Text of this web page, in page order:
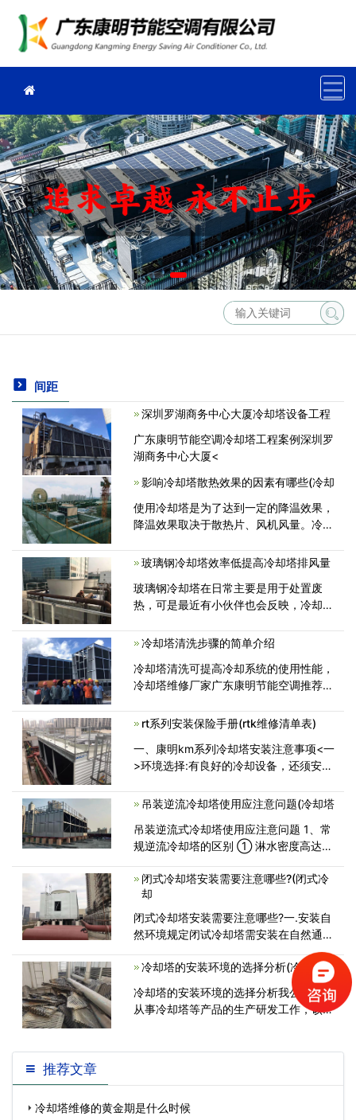
间距
深圳罗湖商务中心大厦冷却塔设备工程
广东康明节能空调冷却塔工程案例深圳罗
湖商务中心大厦<
影响冷却塔散热效果的因素有哪些(冷却
使用冷却塔是为了达到一定的降温效果，
降温效果取决于散热片、风机风量。冷却
其效果产生一定的影响。下面我们一起来
玻璃钢冷却塔效率低提高冷却塔排风量
玻璃钢冷却塔在日常主要是用于处置废
热，可是最近有小伙伴也会反映，冷却塔
须要如何提高，玻璃钢冷却塔在工业制造
防危<
冷却塔清洗步骤的简单介绍
冷却塔清洗可提高冷却系统的使用性能，
冷却塔维修厂家广东康明节能空调推荐起
步骤有那些呢？今日就对冷却塔清洗步骤
rt系列安装保险手册(rtk维修清单表)
一、康明km系列冷却塔安装注意事项<一
>环境选择:有良好的冷却设备，还须安装
果，在选择安装位置时应留意以下几点：
的<
吊装逆流冷却塔使用应注意问题(冷却塔
吊装逆流式冷却塔使用应注意问题 1、常
规逆流冷却塔的区别 ① 淋水密度高达
闭式冷却塔安装需要注意哪些?(闭式冷
却
闭式冷却塔安装需要注意哪些?一.安装自
然环境规定闭试冷却塔需安装在自然通风
冷却塔的安装环境的选择分析(冷却塔的
冷却塔的安装环境的选择分析我公司长期
从事冷却塔等产品的生产研发工作，该产
推荐文章
冷却塔维修的黄金期是什么时候